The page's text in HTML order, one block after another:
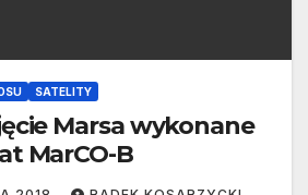
SATELITY
Marsa wykonane
MarCO-B